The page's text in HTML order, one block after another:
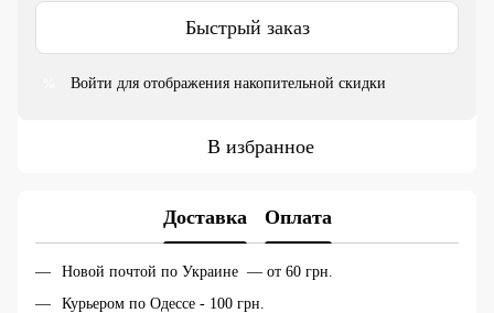
Быстрый заказ
Войти для отображения накопительной скидки
В избранное
Доставка Оплата
Новой почтой по Украине — от 60 грн.
Курьером по Одессе - 100 грн.